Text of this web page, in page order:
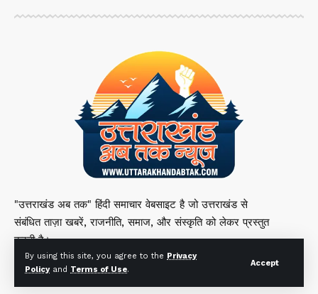
By using this site, you agree to the Privacy
Policyand Terms of Use.
Accept
"उत्तराखंड अब तक" हिंदी समाचार वेबसाइट है जो उत्तराखंड से
संबंधित ताज़ा खबरें, राजनीति, समाज, और संस्कृति को लेकर प्रस्तुत
करती है।